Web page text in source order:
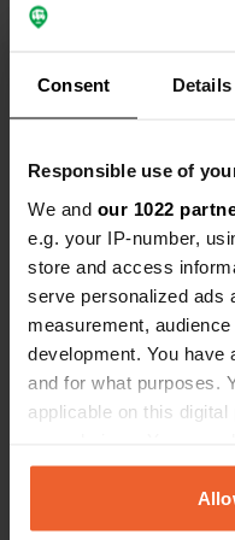
Consent Details
Responsible use of
We and our 1022
e.g. your IP-number,
store and access
serve personalized ads
measurement,
development. You have
and for what purposes.
applicable on this
any time from the
the Privacy trigger icon.
C'est parfois très
Es-
Contact
27243,